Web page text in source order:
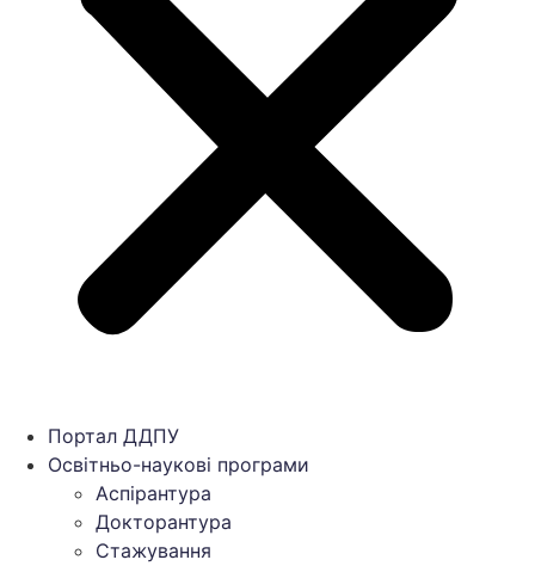
Портал ДДПУ
Освітньо-наукові програми
Аспірантура
Докторантура
Стажування